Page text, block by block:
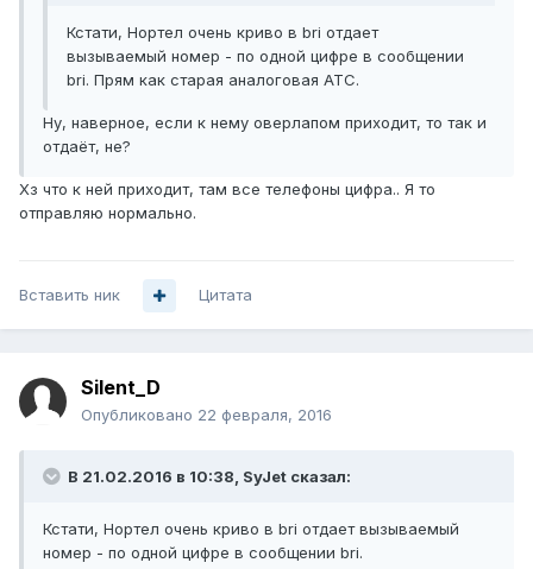
Кстати, Нортел очень криво в bri отдает
вызываемый номер - по одной цифре в сообщении
bri. Прям как старая аналоговая АТС.
Ну, наверное, если к нему оверлапом приходит, то так и
отдаёт, не?
Хз что к ней приходит, там все телефоны цифра.. Я то
отправляю нормально.
Вставить ник Цитата
Silent_D
Опубликовано 22 февраля, 2016
В 21.02.2016 в 10:38, SyJet сказал:
Кстати, Нортел очень криво в bri отдает вызываемый
номер - по одной цифре в сообщении bri.